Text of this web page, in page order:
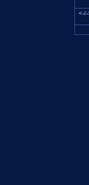
<-/-